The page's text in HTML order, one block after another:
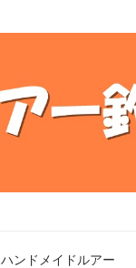
ハンドメイドルアー